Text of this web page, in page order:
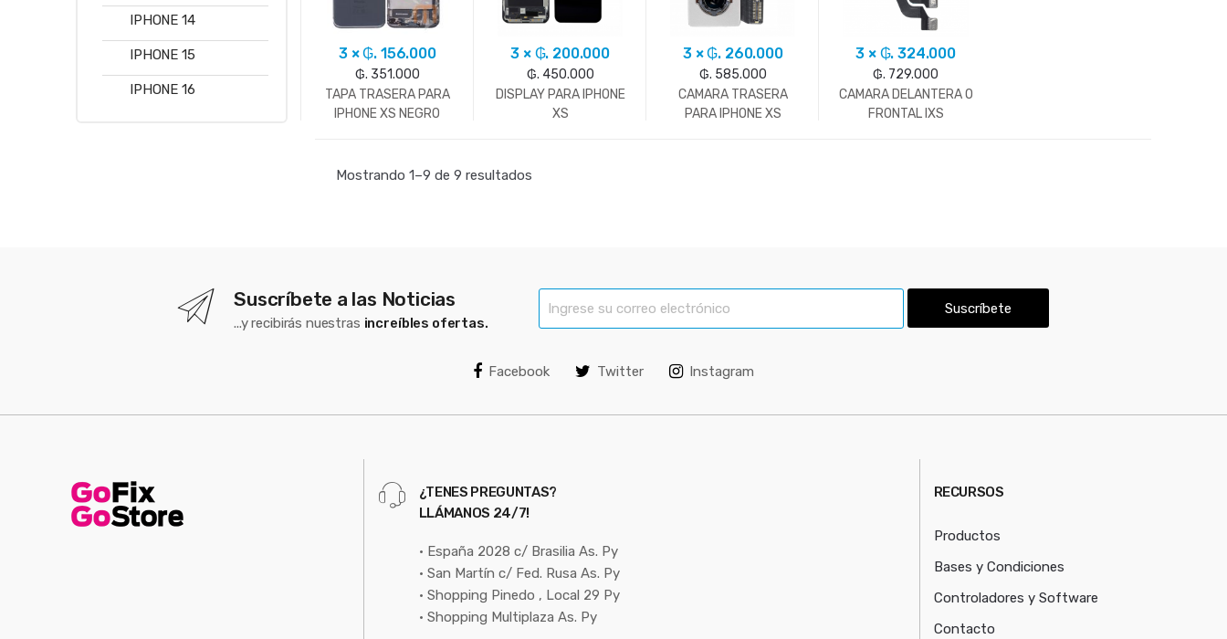
3 × ₲. 156.000
₲. 351.000
TAPA TRASERA PARA
IPHONE XS NEGRO
3 × ₲. 200.000
₲. 450.000
DISPLAY PARA IPHONE
XS
3 × ₲. 260.000
₲. 585.000
CAMARA TRASERA
PARA IPHONE XS
3 × ₲. 324.000
₲. 729.000
CAMARA DELANTERA O
FRONTAL IXS
Mostrando 1–9 de 9 resultados
IPHONE 14
IPHONE 15
IPHONE 16
Suscríbete a las Noticias
...y recibirás nuestras increíbles ofertas.
Suscríbete
Facebook Twitter Instagram
¿TENES PREGUNTAS?
LLÁMANOS 24/7!
• España 2028 c/ Brasilia As. Py
• San Martín c/ Fed. Rusa As. Py
• Shopping Pinedo , Local 29 Py
• Shopping Multiplaza As. Py
RECURSOS
Productos
Bases y Condiciones
Controladores y Software
Contacto